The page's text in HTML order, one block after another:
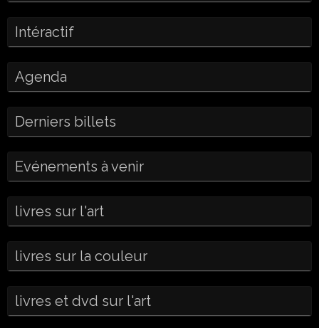
Intéractif
Agenda
Derniers billets
Evénements à venir
livres sur l'art
livres sur la couleur
livres et dvd sur l'art